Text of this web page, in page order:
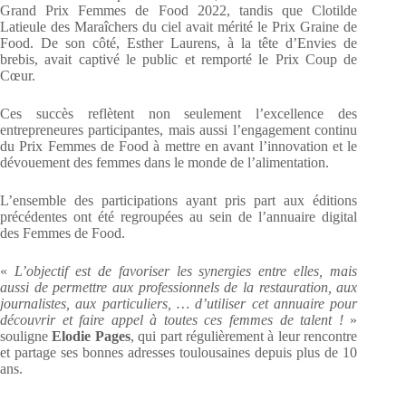
Grand Prix Femmes de Food 2022, tandis que Clotilde
Latieule des Maraîchers du ciel avait mérité le Prix Graine de
Food. De son côté, Esther Laurens, à la tête d’Envies de
brebis, avait captivé le public et remporté le Prix Coup de
Cœur.
Ces succès reflètent non seulement l’excellence des
entrepreneures participantes, mais aussi l’engagement continu
du Prix Femmes de Food à mettre en avant l’innovation et le
dévouement des femmes dans le monde de l’alimentation.
L’ensemble des participations ayant pris part aux éditions
précédentes ont été regroupées au sein de l’annuaire digital
des Femmes de Food.
« L’objectif est de favoriser les synergies entre elles, mais
aussi de permettre aux professionnels de la restauration, aux
journalistes, aux particuliers, … d’utiliser cet annuaire pour
découvrir et faire appel à toutes ces femmes de talent ! »
souligneElodie Pages, qui part régulièrement à leur rencontre
et partage ses bonnes adresses toulousaines depuis plus de 10
ans.